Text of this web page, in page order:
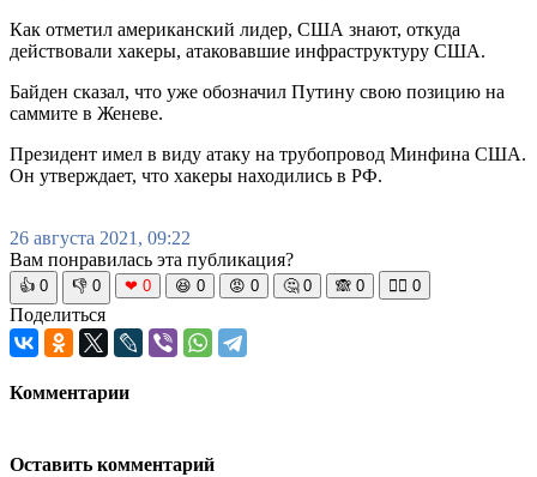
Как отметил американский лидер, США знают, откуда
действовали хакеры, атаковавшие инфраструктуру США.
Байден сказал, что уже обозначил Путину свою позицию на
саммите в Женеве.
Президент имел в виду атаку на трубопровод Минфина США.
Он утверждает, что хакеры находились в РФ.
26 августа 2021, 09:22
Вам понравилась эта публикация?
👍 0 👎 0 ❤ 0 😆 0 😡 0 🤔 0 🙈 0 🧘‍♀️ 0
Поделиться
Комментарии
Оставить комментарий